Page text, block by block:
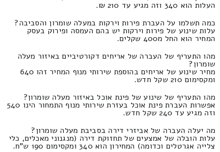
העלות הוא 340 וזה מגיע עד 210 ₪.
כמה תשלמו על העברת פירות וירקות במעלה שומרון והסביבה?
עלות שינוע של פירות וירקות יש בהם העמסה ופירוק בעסק
המחיר הוא החל מ400 שקלים.
מהו התעריף של העברה של אריחים דקורטיביים באיזור מעלה
שומרון?
מחיר שינוע של אריחים בהוספת שירותי מנוף המחיר זהו 640
ומקסימום 210 שקל חדש.
מהו התעריף של שינוע של פינת אוכל באיזור מעלה שומרון?
אפשרות העברת פינת אוכל בעזרת שירותי מנוף התמחור הינו 540
וזה מגיע עד 240 שקל חדש.
מה יעלה העברה של אביזרי דירה בסביבת מעלה שומרון?
עלות הובלה של אמצעים של תחזוקת דירה (מנגנוני מאכלים, כלי
צלייה אגרטלים וכדומה) המחירון הוא 340 ומקסימום 190 ש"ח.